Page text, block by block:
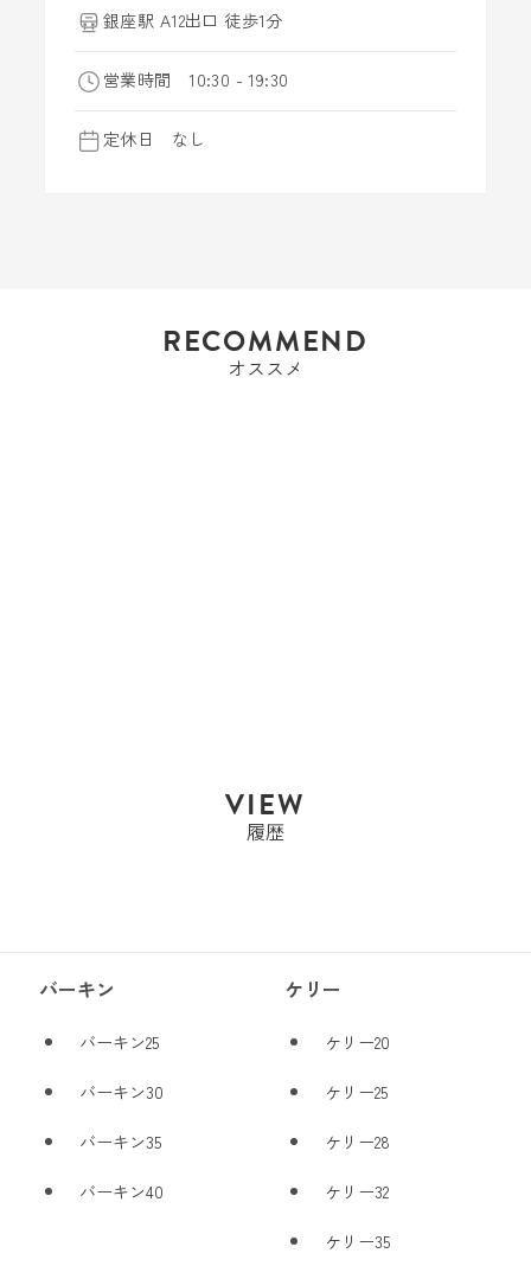
銀座駅 A12出口 徒歩1分
営業時間 10:30 - 19:30
定休日 なし
RECOMMEND
オススメ
VIEW
履歴
バーキン
バーキン25
バーキン30
バーキン35
バーキン40
ケリー
ケリー20
ケリー25
ケリー28
ケリー32
ケリー35